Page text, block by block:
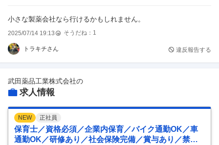
小さな製薬会社なら行けるかもしれません。
2025/07/14 19:13 そうだね： 1
トラキチさん 違反報告する
武田薬品工業株式会社の
求人情報
NEW 正社員
保育士／資格必須／企業内保育／バイク通勤OK／車
通勤OK／研修あり／社会保険完備／賞与あり／禁